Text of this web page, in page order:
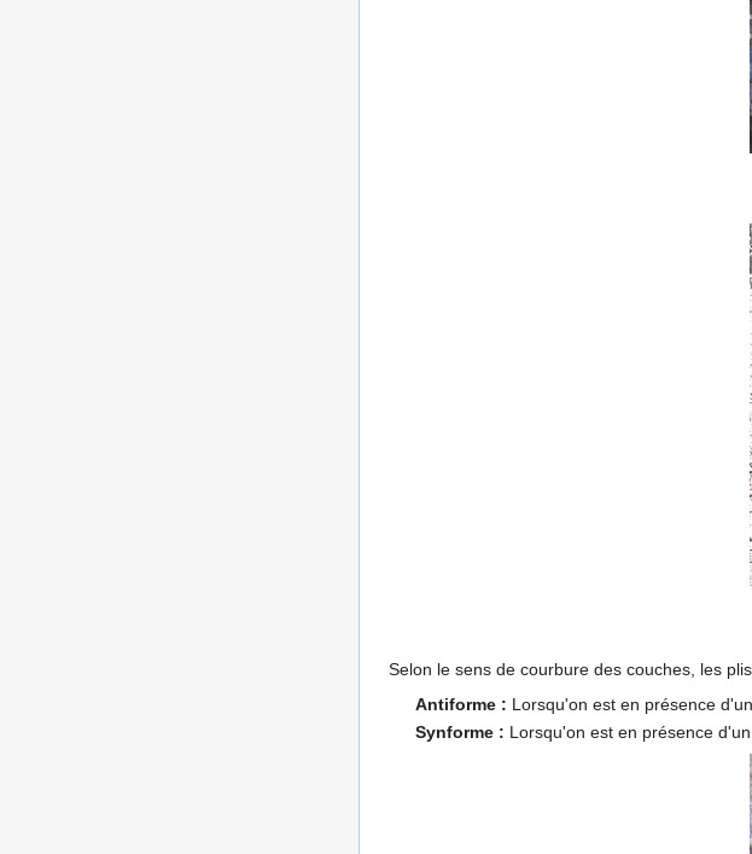
Selon le sens de courbure des couches, les
Antiforme : Lorsqu'on est en présence
Synforme : Lorsqu'on est en présence